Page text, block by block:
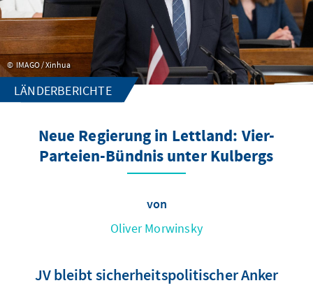
IMAGO / Xinhua
LÄNDERBERICHTE
Neue Regierung in Lettland: Vier-
Parteien-Bündnis unter Kulbergs
von
Oliver Morwinsky
JV bleibt sicherheitspolitischer Anker